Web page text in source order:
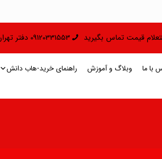
قیمت تماس بگیرید 09120331553 دفتر تهران
با ما وبلاگ و آموزش راهنمای خرید-هاب دانش